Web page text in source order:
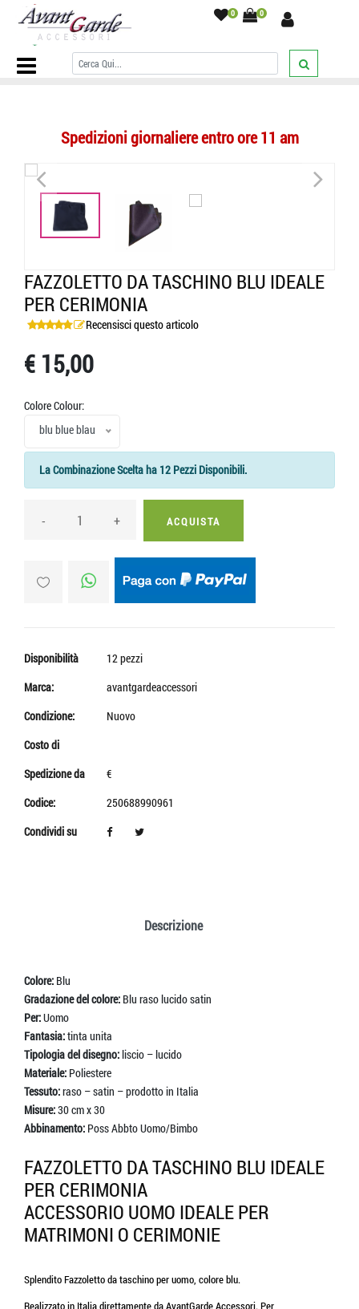
0 0
Home Page/POCHETTE UOMO/tinta unita/Fazzoletto da taschino
blu ideale per cerimonia
Spedizioni giornaliere entro ore 11 am
< >
FAZZOLETTO DA TASCHINO BLU IDEALE
PER CERIMONIA
Recensisci questo articolo
€ 15,00
Colore Colour:
blu blue blau
La Combinazione Scelta ha 12 Pezzi Disponibili.
- + ACQUISTA
Disponibilità
12 pezzi
Marca:
avantgardeaccessori
Condizione:
Nuovo
Costo di
Spedizione da
€
Codice:
250688990961
Condividi su
Descrizione
Colore: Blu
Gradazione del colore: Blu raso lucido satin
Per:Uomo
Fantasia:tinta unita
Tipologia del disegno:liscio – lucido
Materiale: Poliestere
Tessuto:raso – satin – prodotto in Italia
Misure:30 cm x 30
Abbinamento: Poss Abbto Uomo/Bimbo
FAZZOLETTO DA TASCHINO BLU IDEALE
PER CERIMONIA
ACCESSORIO UOMO IDEALE PER
MATRIMONI O CERIMONIE
Splendito Fazzoletto da taschino per uomo, colore blu.
Realizzato in Italia direttamente da AvantGarde Accessori. Per